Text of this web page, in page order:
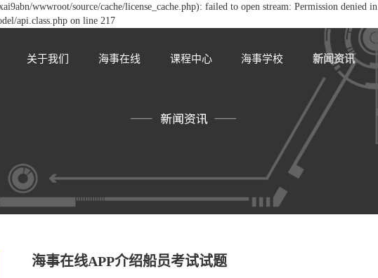
wwwroot/source/cache/license_cache.php): failed to open stream: Permission denied in
api.class.php on line 217
关于我们 海事在线 课程中心 海事学校 新闻资讯
海事在线APP介绍船员考试试题